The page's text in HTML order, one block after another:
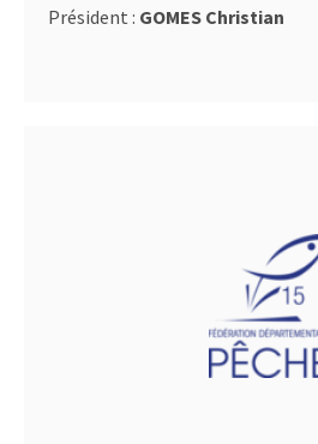
Président : GOMES Christian